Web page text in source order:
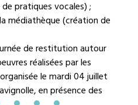
pratiques vocales) ;
médiathèque (création de
de restitution autour
réalisées par les
le mardi 04 juillet
en présence des